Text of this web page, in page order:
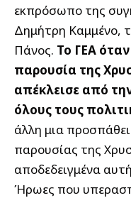
εκπρόσωπο της
Δημήτρη Καμμένο,
Πάνος. Το ΓΕΑ
παρουσία της
απέκλεισε από
όλους τους
άλλη μια
παρουσίας της
αποδεδειγμένα
Ήρωες που